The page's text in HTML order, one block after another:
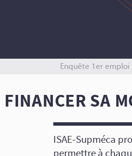
Enquête 1er emploi
FINANCER SA
ISAE‑Supméca
permettre à